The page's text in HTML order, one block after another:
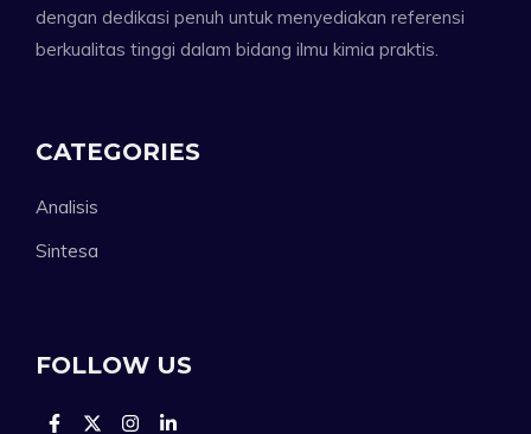
dengan dedikasi penuh untuk menyediakan referensi
berkualitas tinggi dalam bidang ilmu kimia praktis.
CATEGORIES
Analisis
Sintesa
FOLLOW US